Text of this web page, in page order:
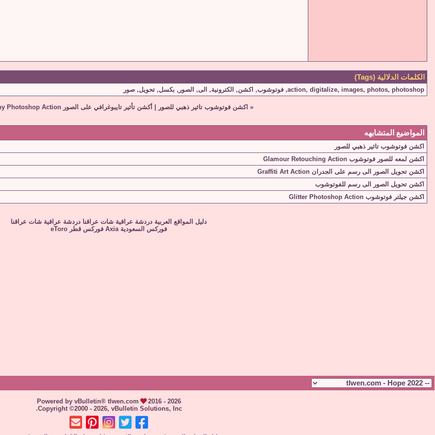
الكلمات الدلالية (Tags)
action, digitalize, images, photos, photoshop
, فوتوشوب, اكشن, الكترونية, الى, الصور , بكسل, تحويل, صور
« اكشن فوتوشوب تاثير ذهبي للصور أكشن تأثير تايبوغرافي على الصور Typography Photoshop Action
المواضيع المتشابهه
اكشن فوتوشوب تاثير ذهبي للصور
اكشن لمعه للصور فوتوشوب Glamour Retouching Action
اكشن تحويل الصور الى رسم على الجدران Graffiti Art Action
اكشن تحويل الصور الى رسم للفوتوشوب
اكشن جيلتر فوتوشوب Glitter Photoshop Action
دليل المواقع العربية دردشة عراقية شات عراقنا دردشة عراقية شات عراقنا
فوركس السعودية Axia فوركس قطر eToro
Powered by vBulletin® tlwen.com
2016 - 2026
Copyright ©2000 - 2026, vBulletin Solutions, Inc.